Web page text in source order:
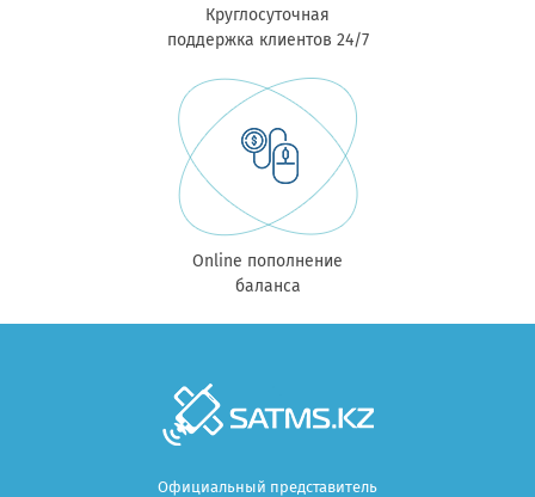
Круглосуточная
поддержка клиентов 24/7
Online пополнение
баланса
Официальный представитель